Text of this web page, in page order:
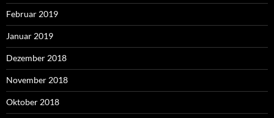
Februar 2019
Januar 2019
Dezember 2018
November 2018
Oktober 2018